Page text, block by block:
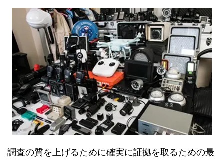
調査の質を上げるために確実に証拠を取るための最